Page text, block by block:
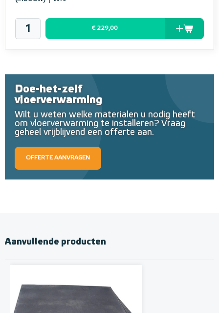
€ 229,00
Doe-het-zelf
vloerverwarming
Wilt u weten welke materialen u nodig heeft
om vloerverwarming te installeren? Vraag
geheel vrijblijvend een offerte aan.
OFFERTE AANVRAGEN
Aanvullende producten